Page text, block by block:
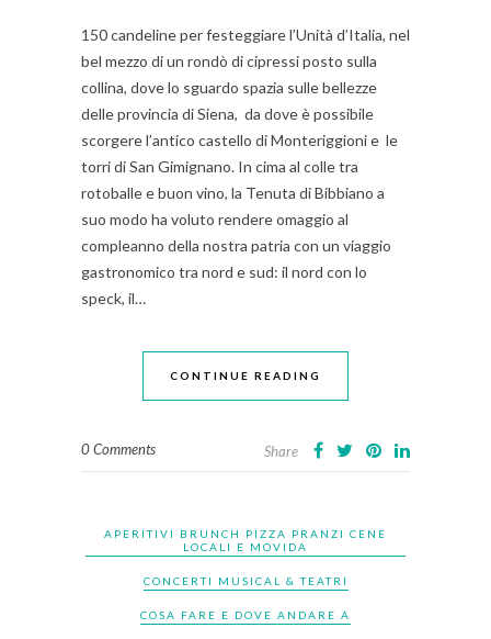
150 candeline per festeggiare l’Unità d’Italia, nel
bel mezzo di un rondò di cipressi posto sulla
collina, dove lo sguardo spazia sulle bellezze
delle provincia di Siena, da dove è possibile
scorgere l’antico castello di Monteriggioni e le
torri di San Gimignano. In cima al colle tra
rotoballe e buon vino, la Tenuta di Bibbiano a
suo modo ha voluto rendere omaggio al
compleanno della nostra patria con un viaggio
gastronomico tra nord e sud: il nord con lo
speck, il…
CONTINUE READING
0 Comments Share
APERITIVI BRUNCH PIZZA PRANZI CENE
LOCALI E MOVIDA
CONCERTI MUSICAL & TEATRI
COSA FARE E DOVE ANDARE A